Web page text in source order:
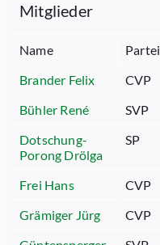
Mitglieder
Name Partei
Brander Felix
CVP
Bühler René
SVP
Dotschung-
Porong Drölga
SP
Frei Hans CVP
Grämiger Jürg
CVP